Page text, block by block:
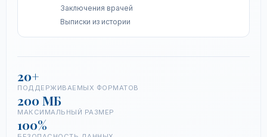
Заключения врачей
Выписки из истории
20+
ПОДДЕРЖИВАЕМЫХ ФОРМАТОВ
200 МБ
МАКСИМАЛЬНЫЙ РАЗМЕР
100%